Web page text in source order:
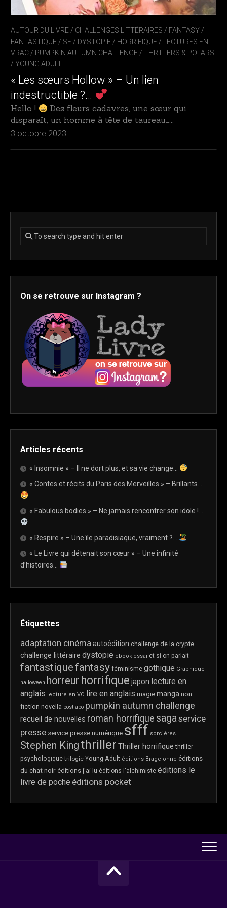
AUTOUR DU LIVRE / CHALLENGES LITTÉRAIRES / FANTASY /
FANTASTIQUE / SF / DYSTOPIE / HORRIFIQUE /
LECTURES EN
VRAC / PUMPKIN AUTUMN CHALLENGE / THRILLERS & POLARS
/ YOUNG ADULT
« Les sœurs Hollow » – Un lien
indestructible ?…
Hello !
Des fleurs cadavres, une sœur qui
disparaît, un homme à tête de taureau…...
3 octobre 2023
On se retrouve sur Instagram ?
Articles récents
« Insomnie » – Il ne dort plus, et sa vie change…
« Contes et récits du Paris des Merveilles » – Brillants…
« Fabulous bodies » – Ne jamais rencontrer son idole !…
« Respire » – Une île paradisiaque, vraiment ?…
« Le Livre qui détenait son cœur » – Une infinité
d’histoires…
Étiquettes
adaptation cinémaautoédition challenge de la crypte
challenge littéraire dystopie ebook essai et si on parlait
fantastiquefantasy féminisme gothique Graphique
halloween horreur horrifique japon lecture en
anglais lecture en VO lire en anglais magie manga non
fiction novella post-apo pumpkin autumn challenge
recueil de nouvelles roman horrifique sagaservice
presse service presse numérique sfff sorcières
Stephen Kingthriller Thriller horrifique thriller
psychologique trilogie Young Adult éditions Bragelonne éditions
du chat noir éditions j'ai lu éditions l'alchimiste éditions le
livre de poche éditions pocket